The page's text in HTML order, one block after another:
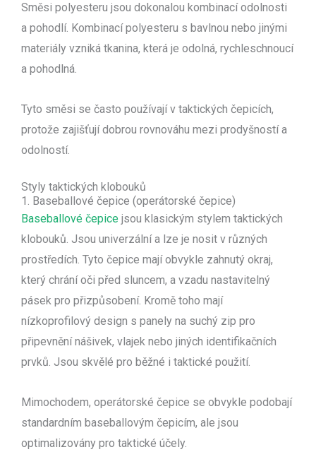
Směsi polyesteru jsou dokonalou kombinací odolnosti
a pohodlí. Kombinací polyesteru s bavlnou nebo jinými
materiály vzniká tkanina, která je odolná, rychleschnoucí
a pohodlná.
Tyto směsi se často používají v taktických čepicích,
protože zajišťují dobrou rovnováhu mezi prodyšností a
odolností.
Styly taktických klobouků
1. Baseballové čepice (operátorské čepice)
Baseballové čepice jsou klasickým stylem taktických
klobouků. Jsou univerzální a lze je nosit v různých
prostředích. Tyto čepice mají obvykle zahnutý okraj,
který chrání oči před sluncem, a vzadu nastavitelný
pásek pro přizpůsobení. Kromě toho mají
nízkoprofilový design s panely na suchý zip pro
připevnění nášivek, vlajek nebo jiných identifikačních
prvků. Jsou skvělé pro běžné i taktické použití.
Mimochodem, operátorské čepice se obvykle podobají
standardním baseballovým čepicím, ale jsou
optimalizovány pro taktické účely.